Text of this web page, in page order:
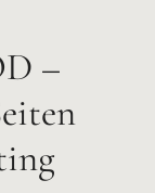
–